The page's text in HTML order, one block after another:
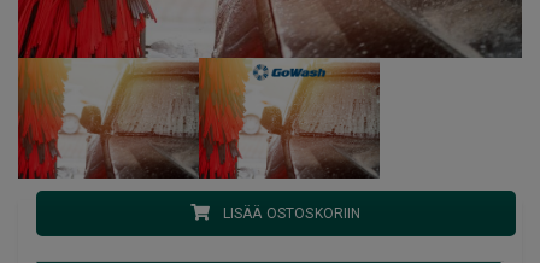
LISÄÄ OSTOSKORIIN